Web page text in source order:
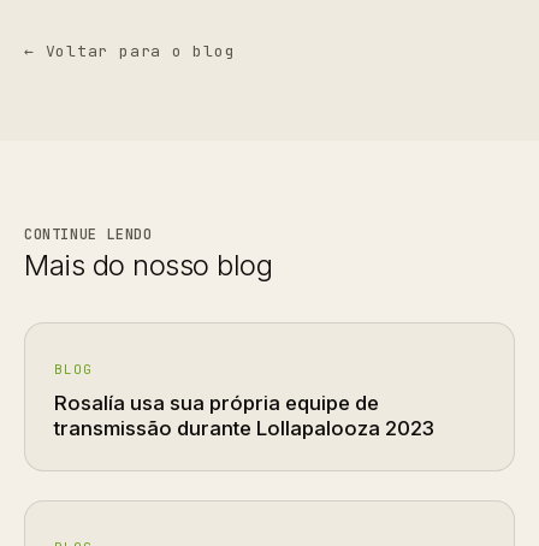
← Voltar para o blog
CONTINUE LENDO
Mais do nosso blog
BLOG
Rosalía usa sua própria equipe de
transmissão durante Lollapalooza 2023